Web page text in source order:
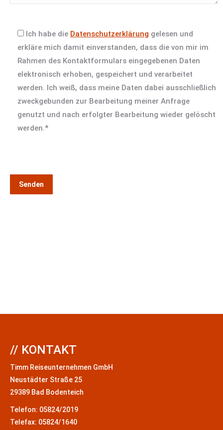
Ich habe die Datenschutzerklärung gelesen und
erkläre mich damit einverstanden, dass die von mir im
Rahmen des Kontaktformulars eingegebenen Daten
elektronisch erhoben, gespeichert und verarbeitet
werden. Ich weiß, dass meine Daten dabei ausschließlich
zweckgebunden zur Bearbeitung meiner Anfrage
genutzt und nach erfolgter Bearbeitung wieder gelöscht
werden.*
// KONTAKT
Timm Reiseunternehmen GmbH
Neustädter Straße 25
29389 Bad Bodenteich
Telefon: 05824/2019
Telefax: 05824/1640